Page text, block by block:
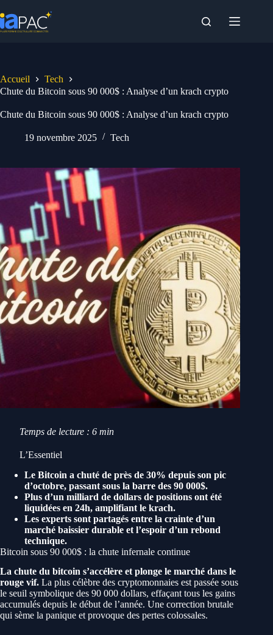
au
contenu
Accueil
Tech
Chute du Bitcoin sous 90 000$ : Analyse d’un krach crypto
Chute du Bitcoin sous 90 000$ : Analyse d’un krach crypto
19 novembre 2025 Tech
Temps de lecture : 6 min
L’Essentiel
Le Bitcoin a chuté de près de 30% depuis son pic
d’octobre, passant sous la barre des 90 000$.
Plus d’un milliard de dollars de positions ont été
liquidées en 24h, amplifiant le krach.
Les experts sont partagés entre la crainte d’un
marché baissier durable et l’espoir d’un rebond
technique.
Bitcoin sous 90 000$ : la chute infernale continue
La chute du bitcoin s’accélère et plonge le marché dans le
rouge vif. La plus célèbre des cryptomonnaies est passée sous
le seuil symbolique des 90 000 dollars, effaçant tous les gains
accumulés depuis le début de l’année. Une correction brutale
qui sème la panique et provoque des pertes colossales.